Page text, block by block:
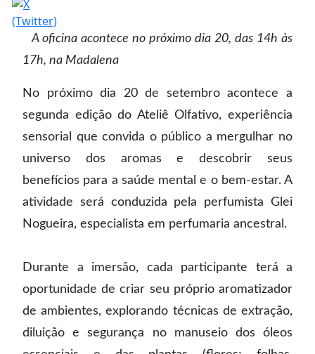
⠀A oficina acontece no próximo dia 20, das 14h às
17h, na Madalena
No próximo dia 20 de setembro acontece a
segunda edição do Ateliê Olfativo, experiência
sensorial que convida o público a mergulhar no
universo dos aromas e descobrir seus
benefícios para a saúde mental e o bem-estar. A
atividade será conduzida pela perfumista Glei
Nogueira, especialista em perfumaria ancestral.
Durante a imersão, cada participante terá a
oportunidade de criar seu próprio aromatizador
de ambientes, explorando técnicas de extração,
diluição e segurança no manuseio dos óleos